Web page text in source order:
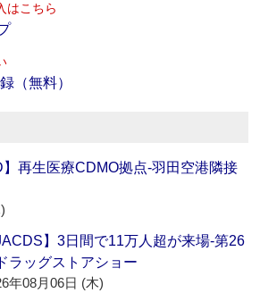
はこちら
（無料）
】再生医療CDMO拠点‐羽田空港隣接
】3日間で11万人超が来場‐第26
ラッグストアショー
年08月06日 (木)